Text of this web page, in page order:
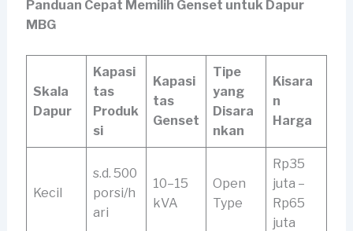
Panduan Cepat Memilih Genset untuk Dapur
MBG
Skala
Dapur
Kapasi
tas
Produk
si
Kapasi
tas
Genset
Tipe
yang
Disara
nkan
Kisara
n
Harga
Kecil
s.d. 500
porsi/h
ari
10–15
kVA
Open
Type
Rp35
juta –
Rp65
juta